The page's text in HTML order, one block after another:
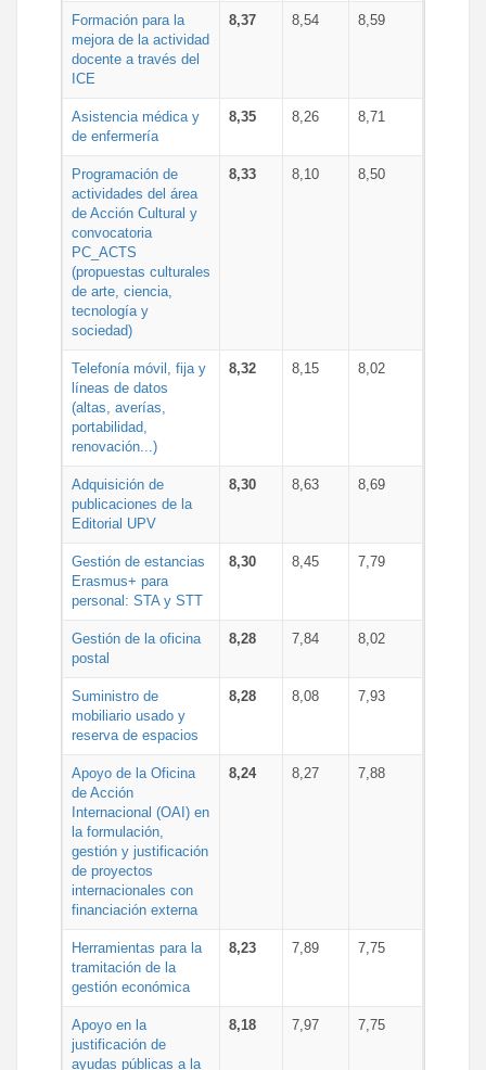
Formación para la
mejora de la actividad
docente a través del
ICE
8,37 8,54 8,59
Asistencia médica y
de enfermería
8,35 8,26 8,71
Programación de
actividades del área
de Acción Cultural y
convocatoria
PC_ACTS
(propuestas culturales
de arte, ciencia,
tecnología y
sociedad)
8,33 8,10 8,50
Telefonía móvil, fija y
líneas de datos
(altas, averías,
portabilidad,
renovación...)
8,32 8,15 8,02
Adquisición de
publicaciones de la
Editorial UPV
8,30 8,63 8,69
Gestión de estancias
Erasmus+ para
personal: STA y STT
8,30 8,45 7,79
Gestión de la oficina
postal
8,28 7,84 8,02
Suministro de
mobiliario usado y
reserva de espacios
8,28 8,08 7,93
Apoyo de la Oficina
de Acción
Internacional (OAI) en
la formulación,
gestión y justificación
de proyectos
internacionales con
financiación externa
8,24 8,27 7,88
Herramientas para la
tramitación de la
gestión económica
8,23 7,89 7,75
Apoyo en la
justificación de
ayudas públicas a la
8,18 7,97 7,75